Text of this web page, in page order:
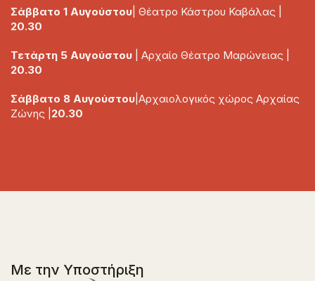
Σάββατο 1 Αυγούστου | Θέατρο Κάστρου Καβάλας |
20.30
Τετάρτη 5 Αυγούστου
| Αρχαίο Θέατρο Μαρώνειας |
20.30
Σάββατο 8 Αυγούστου |Αρχαιολογικός χώρος Αρχαίας
Ζώνης | 20.30
Με την Υποστήριξη